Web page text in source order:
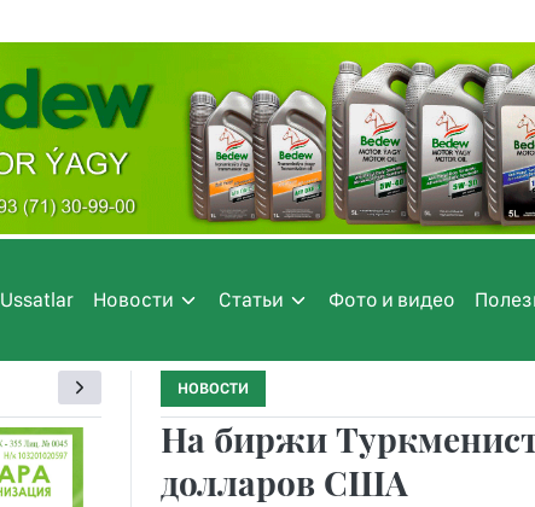
Ussatlar Новости Статьи Фото и видео
НОВОСТИ
На биржи
долларов США